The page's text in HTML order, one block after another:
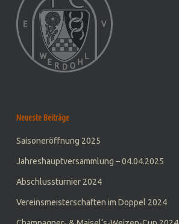
Neueste Beiträge
Saisoneröffnung 2025
Jahreshauptversammlung – 04.04.2025
Abschlussturnier 2024
Vereinsmeisterschaften im Doppel 2024